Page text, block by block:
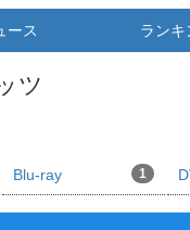
ース ランキ
ツ
Blu-ray 1